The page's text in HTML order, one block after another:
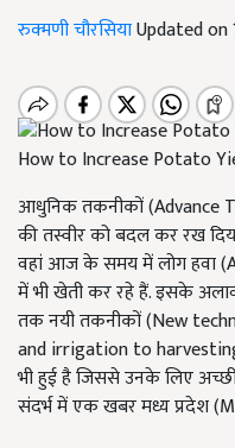
रुक्मणी चौरसियाUpdated on
How to Increase Potato
आधुनिक तकनीकों (Advance
की तस्वीर को बदल कर रख
वहां आज के समय में लोग हवा
में भी खेती कर रहे हैं. इसके
तक नयी तकनीकों (New
and irrigation to
भी हुई है जिससे उनके लिए
संदर्भ में एक खबर मध्य प्रदेश